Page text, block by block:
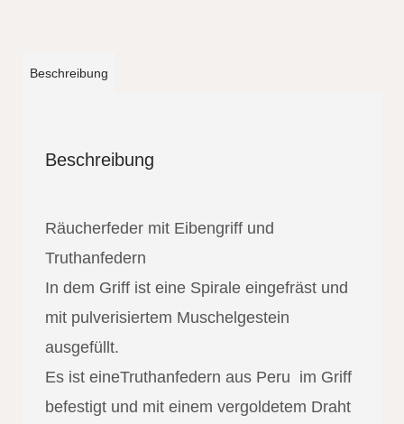
Beschreibung
Beschreibung
Räucherfeder mit Eibengriff und
Truthanfedern
In dem Griff ist eine Spirale eingefräst und
mit pulverisiertem Muschelgestein
ausgefüllt.
Es ist eineTruthanfedern aus Peru im Griff
befestigt und mit einem vergoldetem Draht